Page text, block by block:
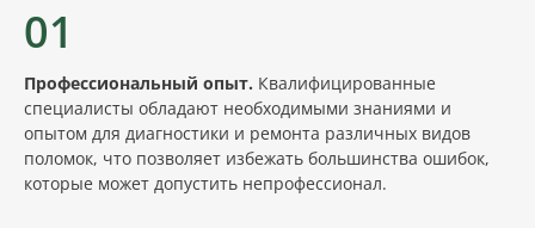
01
Профессиональный опыт. Квалифицированные
специалисты обладают необходимыми знаниями и
опытом для диагностики и ремонта различных видов
поломок, что позволяет избежать большинства ошибок,
которые может допустить непрофессионал.